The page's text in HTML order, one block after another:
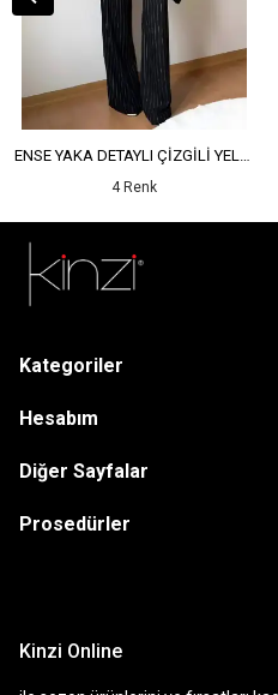
ENSE YAKA DETAYLI ÇİZGİLİ YELEK - YÜKSEK BEL DETAYLI ÇİZGİLİ PANTOLON
4 Renk
Kategoriler
Hesabım
Diğer Sayfalar
Prosedürler
Kinzi Online